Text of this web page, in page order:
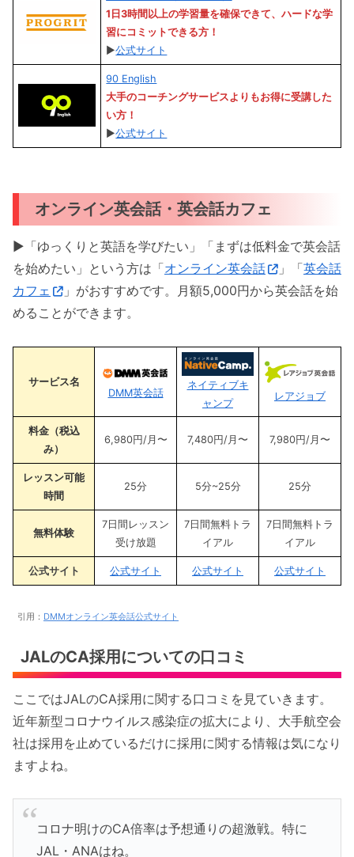
1日3時間以上の学習量を確保できて、ハードな学
習にコミットできる方 ！
▶︎公式サイト
90 English
大手のコーチングサービスよりもお得に受講した
い方 ！
▶︎公式サイト
オンライン英会話・英会話カフェ
▶︎「ゆっくりと英語を学びたい」「まずは低料金で英会話
を始めたい」という方は「オンライン英会話 」「英会話
カフェ
」がおすすめです。月額5,000円から英会話を始
めることができます。
サービス名
DMM英会話
ネイティブキ
ャンプ
レアジョブ
料金（税込
み）
6,980円/月〜 7,480円/月〜 7,980円/月〜
レッスン可能
時間
25分 5分~25分 25分
無料体験
7日間レッスン
受け放題
7日間無料トラ
イアル
7日間無料トラ
イアル
公式サイト 公式サイト 公式サイト 公式サイト
引用： DMMオンライン英会話公式サイト
JALのCA採用についての口コミ
ここではJALのCA採用に関する口コミを見ていきます。
近年新型コロナウイルス感染症の拡大により、大手航空会
社は採用を止めているだけに採用に関する情報は気になり
ますよね。
コロナ明けのCA倍率は予想通りの超激戦。特に
JAL・ANAはね。